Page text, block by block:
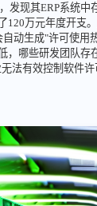
发现其ERP系统中
万元年度开支。
动生成"许可使用
，哪些研发团队存
法有效控制软件